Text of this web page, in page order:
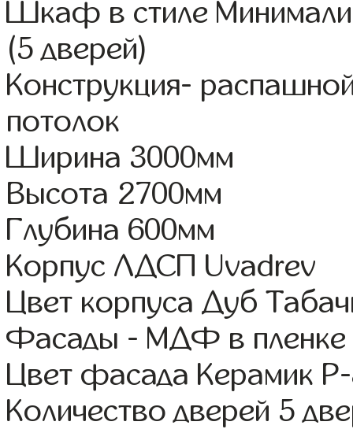
Шкаф в стиле
(5 дверей)
Конструкция-
потолок
Ширина 3000мм
Высота 2700мм
Глубина 600мм
Корпус ЛДСП Uvadrev
Цвет корпуса Дуб
Фасады - МДФ в
Цвет фасада Керамик
Количество дверей 5